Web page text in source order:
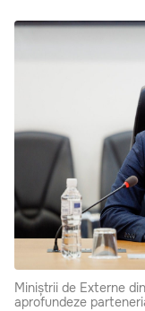
Miniștrii de Externe
aprofundeze